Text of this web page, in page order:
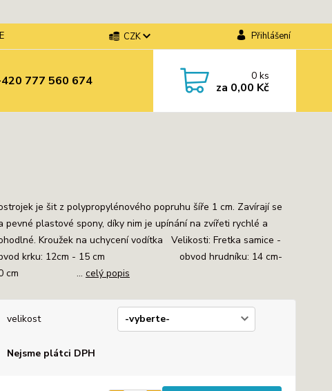
CZK Přihlášení
777 560 674 0ks
za 0,00 Kč
je šit z polypropylénového popruhu šíře 1 cm. Zavírají se
pevné plastové spony, díky nim je upínání na zvířeti rychlé a
Kroužek na uchycení vodítka Velikosti: Fretka samice -
krku: 12cm - 15 cm obvod hrudníku: 14 cm-
cm ... celý popis
velikost
Nejsme plátci DPH